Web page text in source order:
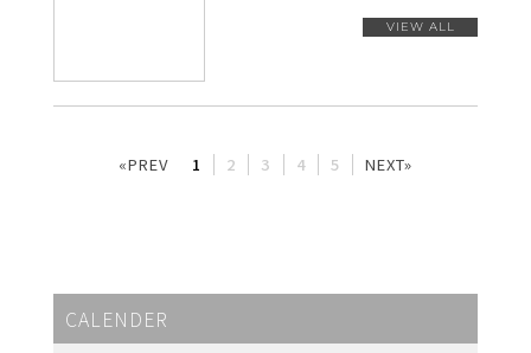
«PREV 1 2 3 4 5 NEXT»
CALENDER